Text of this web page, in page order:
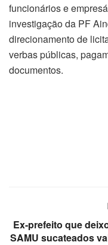
funcionários e
investigação da PF
direcionamento de
verbas públicas,
documentos.
Ex-prefeito que
SAMU sucateados